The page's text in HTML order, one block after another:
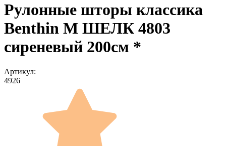
Рулонные шторы классика
Benthin M ШЕЛК 4803
сиреневый 200см *
Артикул:
4926